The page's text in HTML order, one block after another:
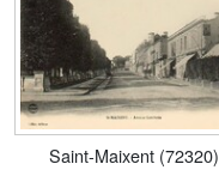
Saint-Maixent (72320)